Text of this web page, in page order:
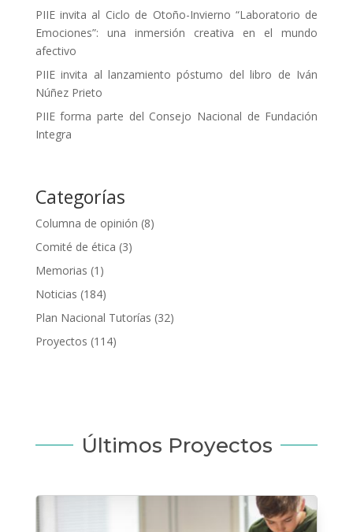
PIIE invita al Ciclo de Otoño-Invierno “Laboratorio de
Emociones”: una inmersión creativa en el mundo
afectivo
PIIE invita al lanzamiento póstumo del libro de Iván
Núñez Prieto
PIIE forma parte del Consejo Nacional de Fundación
Integra
Categorías
Columna de opinión (8)
Comité de ética (3)
Memorias (1)
Noticias (184)
Plan Nacional Tutorías (32)
Proyectos (114)
Últimos Proyectos